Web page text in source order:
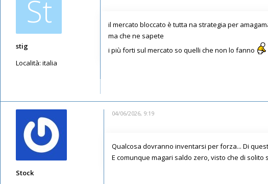
St
stig
Località: italia
il mercato bloccato è tutta na strategia per
ma che ne sapete
i più forti sul mercato so quelli che non lo fanno
Stock
04/06/2026, 9:19
Qualcosa dovranno inventarsi per forza... Di
E comunque magari saldo zero, visto che di solito